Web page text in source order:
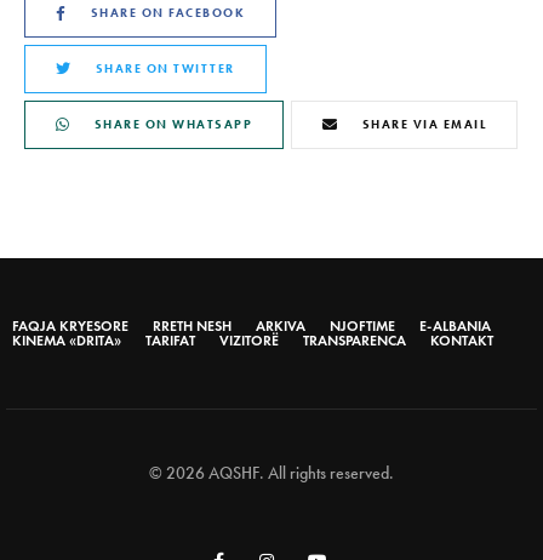
SHARE ON FACEBOOK
SHARE ON TWITTER
SHARE ON WHATSAPP SHARE VIA EMAIL
FAQJA KRYESORE RRETH NESH ARKIVA NJOFTIME
E-ALBANIA
KINEMA «DRITA»
TARIFAT VIZITORË TRANSPARENCA KONTAKT
© 2026 AQSHF. All rights reserved.